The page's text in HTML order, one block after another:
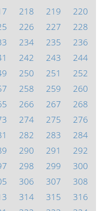
218 219
220
226 227
228
234 235
236
242 243
244
250 251
252
258 259
260
266 267
268
274 275
276
282 283
284
290 291
292
298 299
300
306 307
308
314 315
316